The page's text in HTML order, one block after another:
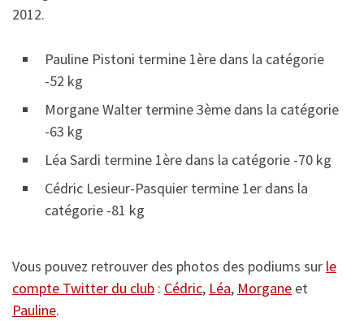
2012.
Pauline Pistoni termine 1ère dans la catégorie
-52 kg
Morgane Walter termine 3ème dans la catégorie
-63 kg
Léa Sardi termine 1ère dans la catégorie -70 kg
Cédric Lesieur-Pasquier termine 1er dans la
catégorie -81 kg
Vous pouvez retrouver des photos des podiums sur le
compte Twitter du club : Cédric, Léa, Morgane et
Pauline.